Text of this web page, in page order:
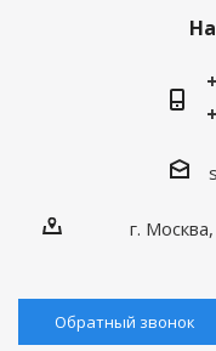
г.
Обратный звонок